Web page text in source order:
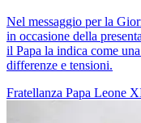
Nel messaggio per la
in occasione della
il Papa la indica come
differenze e tensioni.
Fratellanza Papa Leone